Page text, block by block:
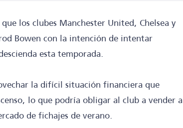
los clubes Manchester United, Chelsea y
Bowen con la intención de intentar
esta temporada.
la difícil situación financiera que
lo que podría obligar al club a vender a
de fichajes de verano.